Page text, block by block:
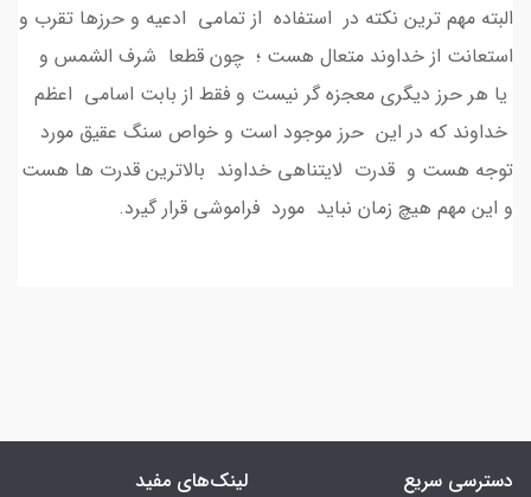
البته مهم ترین نکته در استفاده از تمامی ادعیه و حرزها تقرب و
استعانت از خداوند متعال هست ؛ چون قطعا شرف الشمس و
یا هر حرز دیگری معجزه گر نیست و فقط از بابت اسامی اعظم
خداوند که در این حرز موجود است و خواص سنگ عقیق مورد
توجه هست و قدرت لایتناهی خداوند بالاترین قدرت ها هست
و این مهم هیچ زمان نباید مورد فراموشی قرار گیرد.
دسترسی سریع لینک‌های مفید